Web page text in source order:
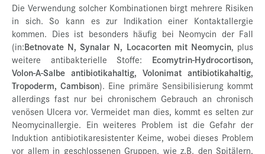
Die Verwendung solcher Kombinationen birgt mehrere Risiken
in sich. So kann es zur Indikation einer Kontaktallergie
kommen. Dies ist besonders häufig bei Neomycin der Fall
(in:Betnovate N, Synalar N, Locacorten mit Neomycin, plus
weitere antibakterielle Stoffe: Ecomytrin-Hydrocortison,
Volon-A-Salbe antibiotikahaltig, Volonimat antibiotikahaltig,
Tropoderm, Cambison). Eine primäre Sensibilisierung kommt
allerdings fast nur bei chronischem Gebrauch an chronisch
venösen Ulcera vor. Vermeidet man dies, kommt es selten zur
Neomycinallergie. Ein weiteres Problem ist die Gefahr der
Induktion antibiotikaresistenter Keime, wobei dieses Problem
vor allem in geschlossenen Gruppen, wie z.B. den Spitälern,